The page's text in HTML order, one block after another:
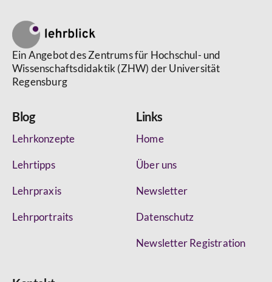
Ein Angebot des Zentrums für Hochschul- und
Wissenschaftsdidaktik (ZHW) der Universität
Regensburg
Blog
Lehrkonzepte
Lehrtipps
Lehrpraxis
Lehrportraits
Links
Home
Über uns
Newsletter
Datenschutz
Newsletter Registration